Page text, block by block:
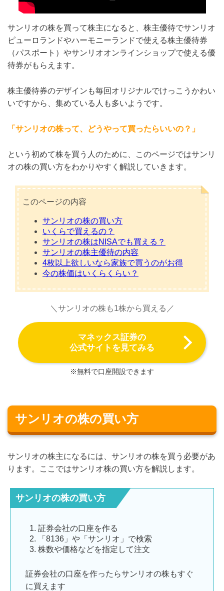
サンリオの株を買って株主になると、株主優待でサンリオ
ピューロランドやハーモニーランドで使える株主優待券
（パスポート）やサンリオオンラインショップで使える優
待券がもらえます。
株主優待券のデザインも毎回オリジナルでけっこうかわい
いですから、集めている人も多いようです。
「サンリオの株って、どうやって買ったらいいの？」
という初めて株を買う人のために、このページではサンリ
オの株の買い方をわかりやすく解説していきます。
このページの内容
サンリオの株の買い方
いくらで買えるの？
サンリオの株はNISAでも買える？
サンリオの株主優待の内容
4枚以上欲しいなら家族で買うのがお得
今の株価はいくらくらい？
＼サンリオの株も1株から買える／
マネックス証券の
公式サイトを見てみる
※無料で口座開設できます
サンリオの株の買い方
サンリオの株主になるには、サンリオの株を買う必要があ
ります。ここではサンリオ株の買い方を解説します。
サンリオの株の買い方
証券会社の口座を作る
「8136」や「サンリオ」で検索
株数や価格などを指定して注文
証券会社の口座を作ったらサンリオの株もすぐ
に買えます